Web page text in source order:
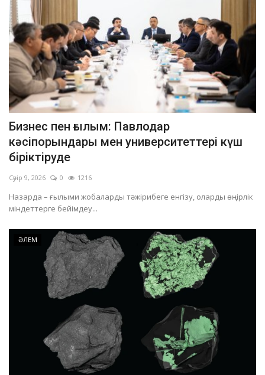
Бизнес пен ғылым: Павлодар
кәсіпорындары мен университеттері күш
біріктіруде
Сәуір 9, 2026 0 1216
Назарда – ғылыми жобаларды тәжірибеге енгізу, оларды өңірлік
міндеттерге бейімдеу...
ӘЛЕМ